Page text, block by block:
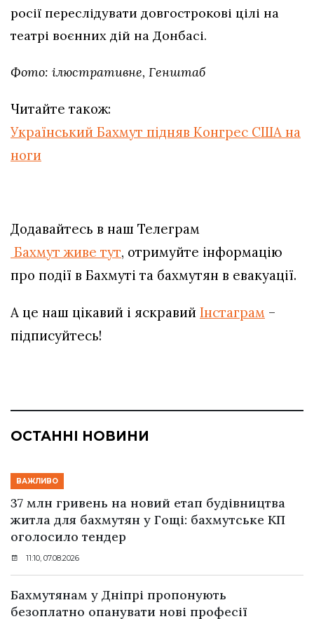
росії переслідувати довгострокові цілі на
театрі воєнних дій на Донбасі.
Фото: ілюстративне, Генштаб
Читайте також:
Український Бахмут підняв Конгрес США на
ноги
Додавайтесь в наш Телеграм
Бахмут живе тут, отримуйте інформацію
про події в Бахмуті та бахмутян в евакуації.
А це наш цікавий і яскравий Інстаграм –
підписуйтесь!
ОСТАННІ НОВИНИ
ВАЖЛИВО
37 млн гривень на новий етап будівництва
житла для бахмутян у Гощі: бахмутське КП
оголосило тендер
11:10, 07.08.2026
Бахмутянам у Дніпрі пропонують
безоплатно опанувати нові професії